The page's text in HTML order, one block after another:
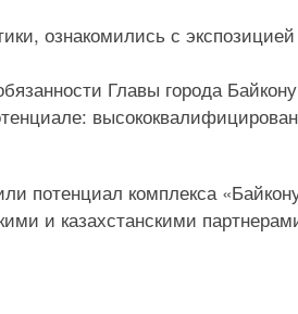
ознакомились с
Главы города
потенциал комплекса
и казахстанскими